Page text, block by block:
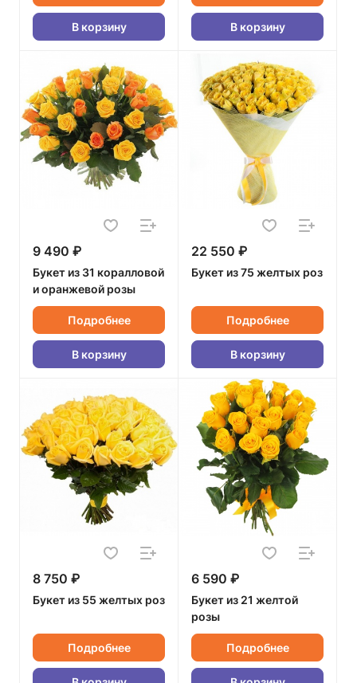
В корзину В корзину
9 490 ₽
Букет из 31 коралловой
и оранжевой розы
Подробнее
В корзину
22 550 ₽
Букет из 75 желтых роз
Подробнее
В корзину
8 750 ₽
Букет из 55 желтых роз
Подробнее
6 590 ₽
Букет из 21 желтой
розы
Подробнее